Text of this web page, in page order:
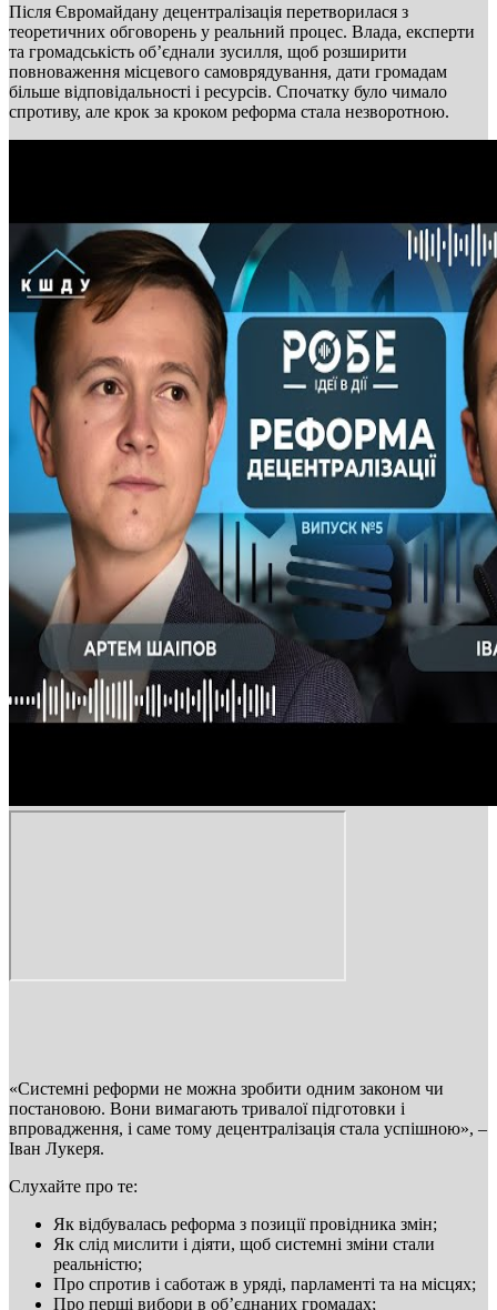
Після Євромайдану децентралізація перетворилася з
теоретичних обговорень у реальний процес. Влада, експерти
та громадськість об’єднали зусилля, щоб розширити
повноваження місцевого самоврядування, дати громадам
більше відповідальності і ресурсів. Спочатку було чимало
спротиву, але крок за кроком реформа стала незворотною.
«Системні реформи не можна зробити одним законом чи
постановою. Вони вимагають тривалої підготовки і
впровадження, і саме тому децентралізація стала успішною», –
Іван Лукеря.
Слухайте про те:
Як відбувалась реформа з позиції провідника змін;
Як слід мислити і діяти, щоб системні зміни стали
реальністю;
Про спротив і саботаж в уряді, парламенті та на місцях;
Про перші вибори в об’єднаних громадах;